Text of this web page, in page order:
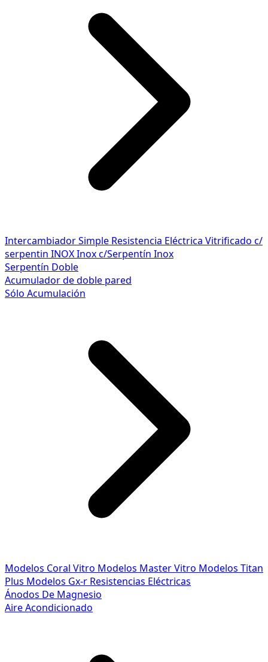
Intercambiador Simple Resistencia Eléctrica Vitrificado c/
serpentin INOXInox c/Serpentín Inox
Serpentín Doble
Acumulador de doble pared
Sólo Acumulación
Modelos Coral Vitro Modelos Master Vitro Modelos Titan
Plus Modelos Gx-r Resistencias Eléctricas
Ánodos De Magnesio
Aire Acondicionado